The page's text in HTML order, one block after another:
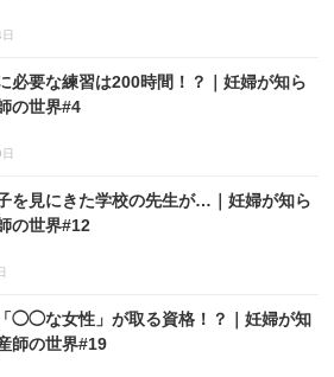
必要な練習は200時間！？｜妊婦が知ら
の世界#4
を見にきた学校の先生が…｜妊婦が知ら
の世界#12
◯◯な女性」が取る資格！？｜妊婦が知
師の世界#19